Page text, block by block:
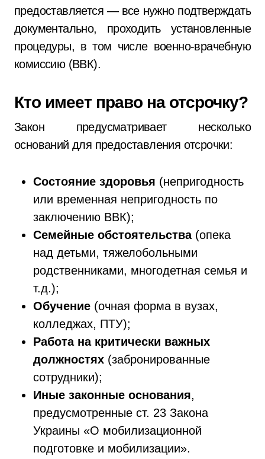
предоставляется — все нужно подтверждать
документально, проходить установленные
процедуры, в том числе военно-врачебную
комиссию (ВВК).
Кто имеет право на отсрочку?
Закон предусматривает несколько
оснований для предоставления отсрочки:
Состояние здоровья (непригодность
или временная непригодность по
заключению ВВК);
Семейные обстоятельства(опека
над детьми, тяжелобольными
родственниками, многодетная семья и
т.д.);
Обучение (очная форма в вузах,
колледжах, ПТУ);
Работа на критически важных
должностях (забронированные
сотрудники);
Иные законные основания,
предусмотренные ст. 23 Закона
Украины «О мобилизационной
подготовке и мобилизации».